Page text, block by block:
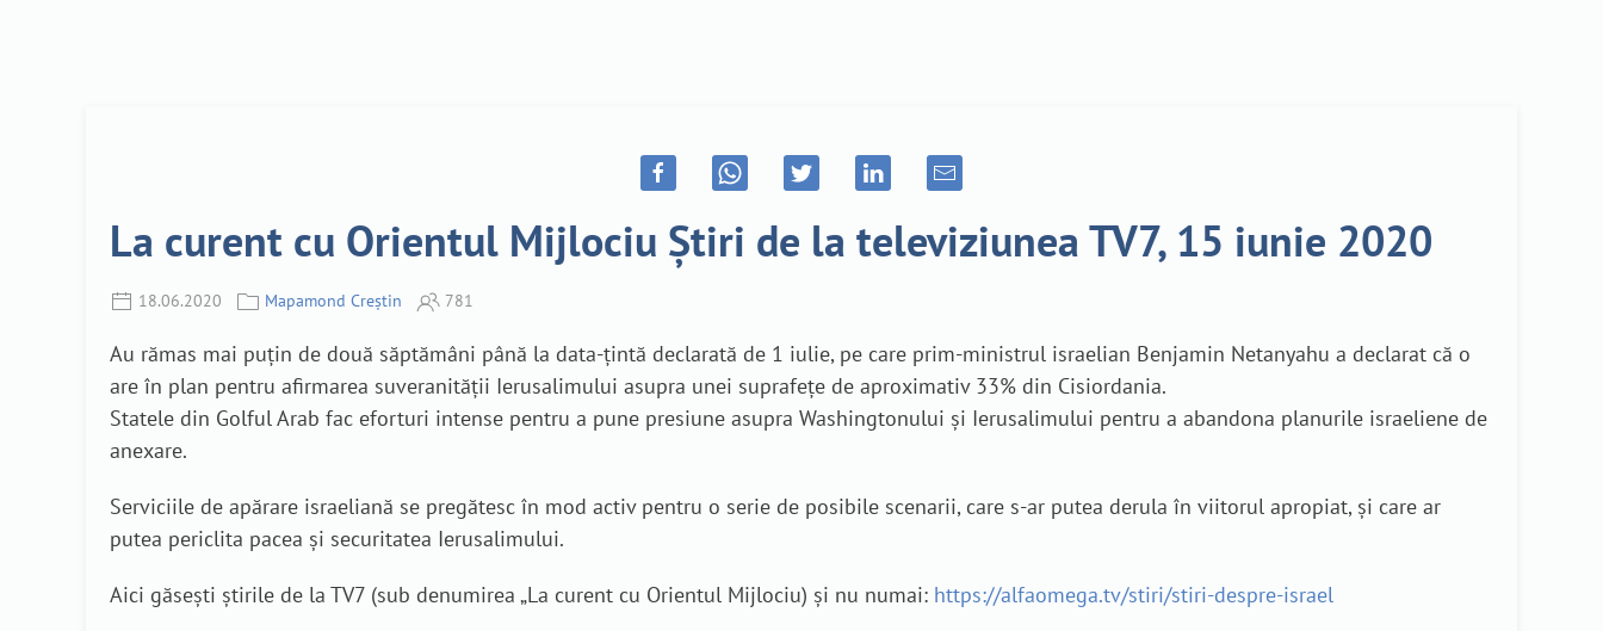
La curent cu Orientul Mijlociu Știri de la televiziunea TV7, 15 iunie 2020
18.06.2020 Mapamond Creștin 781
Au rămas mai puțin de două săptămâni până la data-țintă declarată de 1 iulie, pe care prim-ministrul israelian Benjamin Netanyahu a declarat că o
are în plan pentru afirmarea suveranității Ierusalimului asupra unei suprafețe de aproximativ 33% din Cisiordania.
Statele din Golful Arab fac eforturi intense pentru a pune presiune asupra Washingtonului și Ierusalimului pentru a abandona planurile israeliene de
anexare.
Serviciile de apărare israeliană se pregătesc în mod activ pentru o serie de posibile scenarii, care s-ar putea derula în viitorul apropiat, și care ar
putea periclita pacea și securitatea Ierusalimului.
Aici găsești știrile de la TV7 (sub denumirea „La curent cu Orientul Mijlociu) și nu numai: https://alfaomega.tv/stiri/stiri-despre-israel